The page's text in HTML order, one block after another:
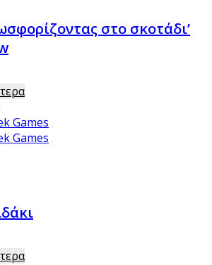
στο σκοτάδι’